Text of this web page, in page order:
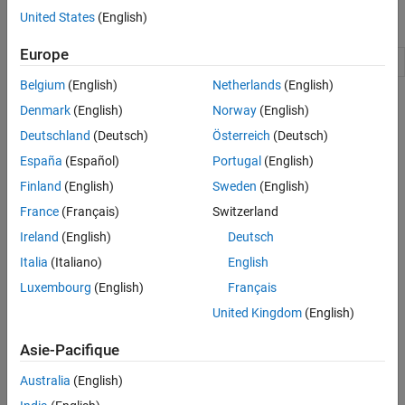
Classes
NET.GenericClass
Rubriques
.NET Generic Classes
Generics are classes and methods with type parameters.
Call .NET Generic Methods
Generic methods let you use various data types while maintaining
type safety.
Display .NET Generic Methods Using Reflection
showGenericMethods function example.
United States (English)
Europe
Belgium (English)
Denmark (English)
Deutschland (Deutsch)
España (Español)
Finland (English)
France (Français)
Ireland (English)
Italia (Italiano)
Luxembourg (English)
Netherlands(English)
Norway(English)
Österreich (Deutsch)
Portugal (English)
Sweden (English)
Switzerland
Deutsch
English
Français
United Kingdom(English)
Asie-Pacifique
Australia (English)